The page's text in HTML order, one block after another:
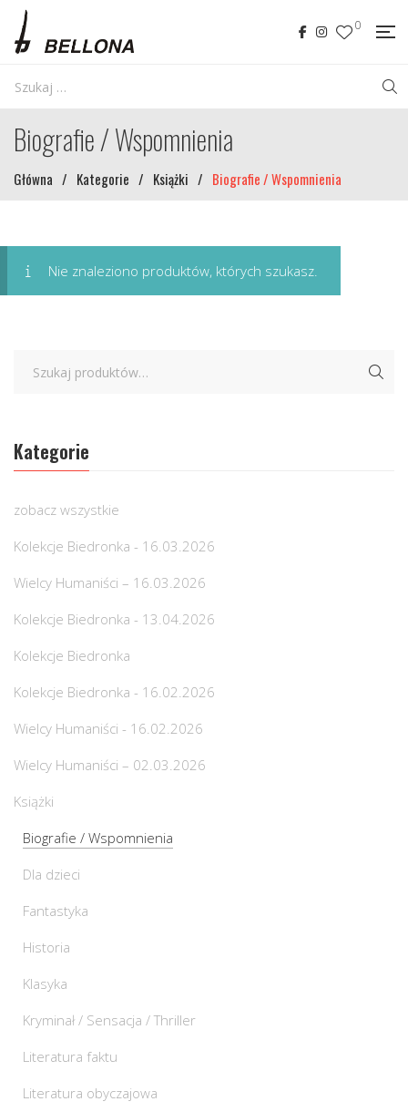
0
Biografie / Wspomnienia
Główna / Kategorie / Książki / Biografie / Wspomnienia
Nie znaleziono produktów, których szukasz.
Kategorie
zobacz wszystkie
Kolekcje Biedronka - 16.03.2026
Wielcy Humaniści – 16.03.2026
Kolekcje Biedronka - 13.04.2026
Kolekcje Biedronka
Kolekcje Biedronka - 16.02.2026
Wielcy Humaniści - 16.02.2026
Wielcy Humaniści – 02.03.2026
Książki
Biografie / Wspomnienia
Dla dzieci
Fantastyka
Historia
Klasyka
Kryminał / Sensacja / Thriller
Literatura faktu
Literatura obyczajowa